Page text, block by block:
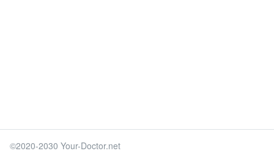
©2020-2030 Your-Doctor.net